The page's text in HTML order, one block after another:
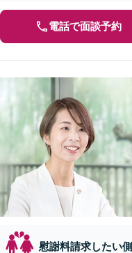
電話で面談予約
慰謝料請求したい側